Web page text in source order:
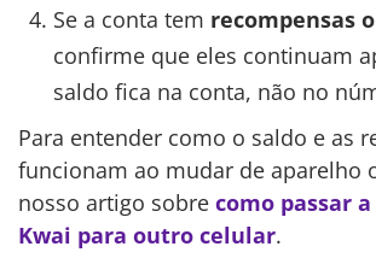
Se a conta tem recompensas
confirme que eles continuam
saldo fica na conta, não no
Para entender como o saldo e as
funcionam ao mudar de aparelho
nosso artigo sobre como passar
Kwai para outro celular.